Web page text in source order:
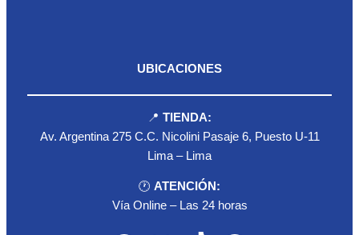
UBICACIONES
📍 TIENDA:
Av. Argentina 275 C.C. Nicolini Pasaje 6, Puesto U-11
Lima – Lima
🕐 ATENCIÓN:
Vía Online – Las 24 horas